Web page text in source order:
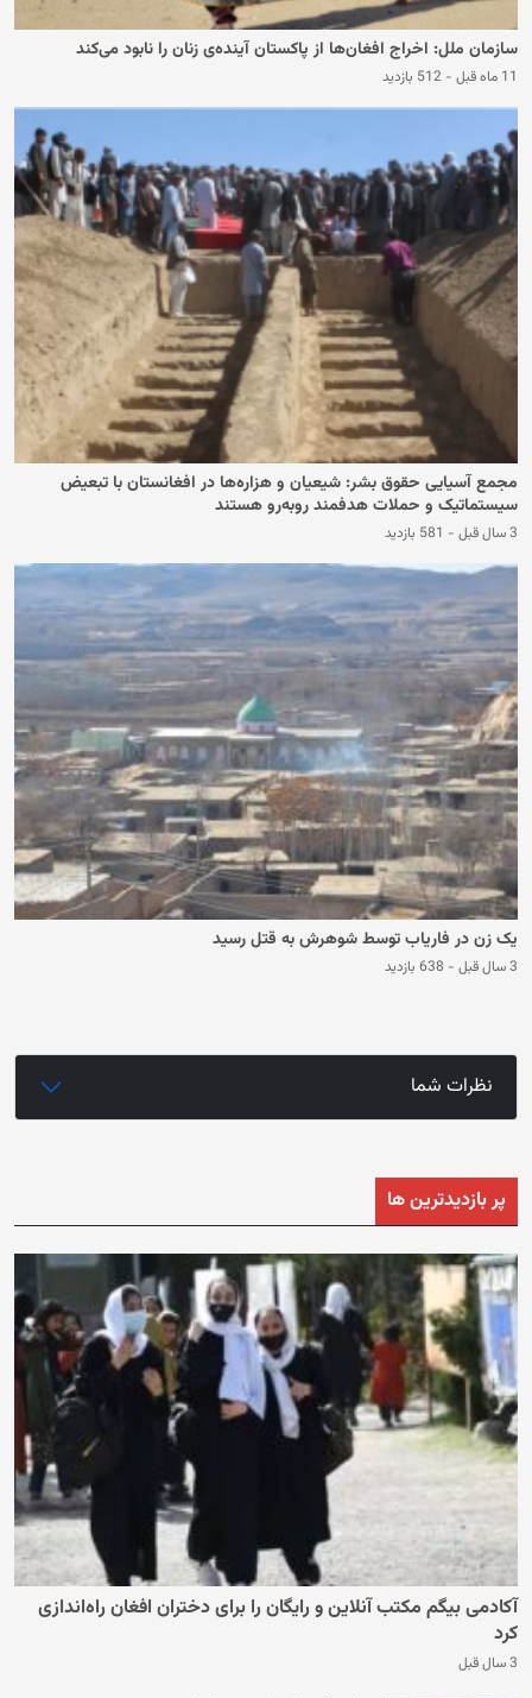
سازمان ملل: اخراج افغان‌ها از پاکستان آینده‌ی زنان را نابود می‌کند
11 ماه قبل - 512 بازدید
مجمع آسیایی حقوق بشر: شیعیان و هزاره‌ها در افغانستان با تبعیض
سیستماتیک و حملات هدفمند روبه‌رو هستند
3 سال قبل - 581 بازدید
یک زن در فاریاب توسط شوهرش به قتل رسید
3 سال قبل - 638 بازدید
نظرات شما
پر بازدیدترین ها
آکادمی بیگم مکتب آنلاین و رایگان را برای دختران افغان راه‌اندازی
کرد
3 سال قبل